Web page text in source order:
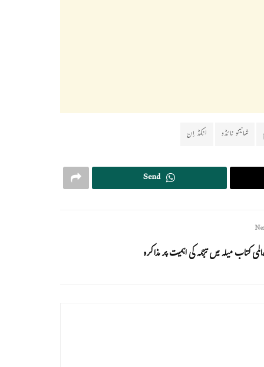
شانتنو نائڈو لنکڈ اِن
Send
کتاب میلہ میں ترجمہ کی اہمیت پر مذاکرہ